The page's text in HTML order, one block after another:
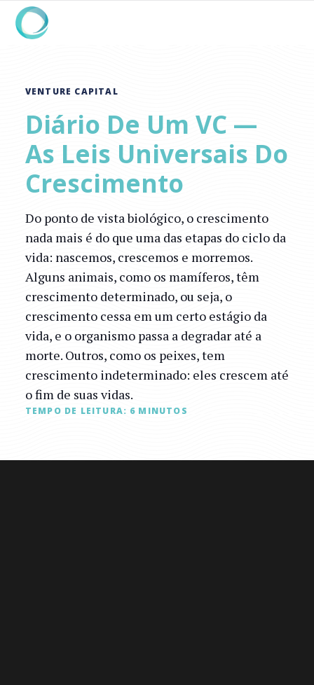
VENTURE CAPITAL
Diário De Um VC —
As Leis Universais Do
Crescimento
Do ponto de vista biológico, o crescimento
nada mais é do que uma das etapas do ciclo da
vida: nascemos, crescemos e morremos.
Alguns animais, como os mamíferos, têm
crescimento determinado, ou seja, o
crescimento cessa em um certo estágio da
vida, e o organismo passa a degradar até a
morte. Outros, como os peixes, tem
crescimento indeterminado: eles crescem até
o fim de suas vidas.
TEMPO DE LEITURA: 6 MINUTOS